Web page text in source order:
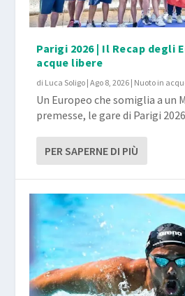
Parigi 2026 | Il Recap degli
acque libere
di Luca Soligo |Ago 8, 2026 | Nuoto in
Un Europeo che somiglia a un
premesse, le gare di Parigi
PER SAPERNE DI PIÙ